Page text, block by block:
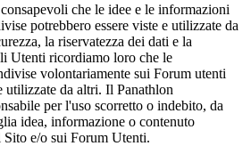
che le idee e le informazioni
potrebbero essere viste e utilizzate da
la riservatezza dei dati e la
Utenti ricordiamo loro che le
volontariamente sui Forum utenti
utilizzate da altri. Il Panathlon
per l'uso scorretto o indebito, da
idea, informazione o contenuto
e/o sui Forum Utenti.